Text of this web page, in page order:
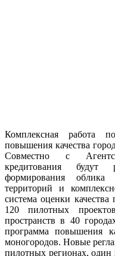
Комплексная работа
повышения качества
Совместно с
кредитования будут
формирования облика
территорий и
система оценки
120 пилотных
пространств в 40
программа повышения
моногородов. Новые
пилотных регионах,